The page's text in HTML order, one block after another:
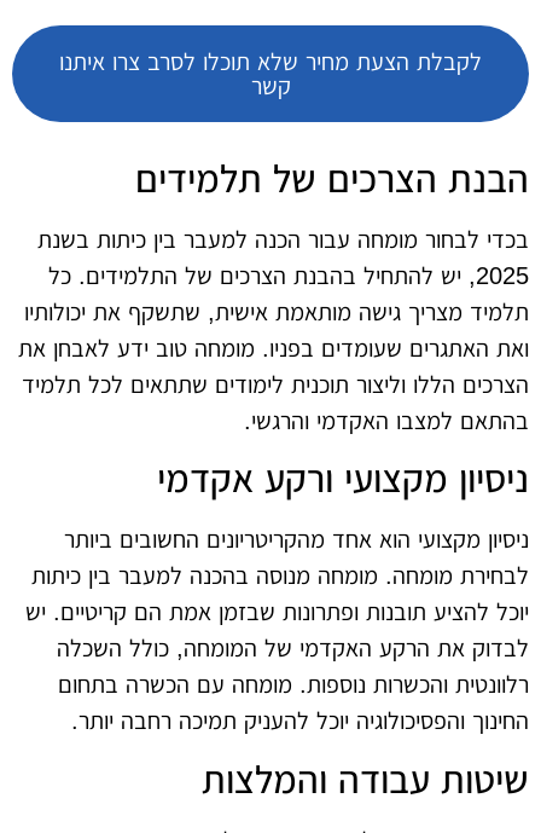
לקבלת הצעת מחיר שלא תוכלו לסרב צרו איתנו
קשר
הבנת הצרכים של תלמידים
בכדי לבחור מומחה עבור הכנה למעבר בין כיתות בשנת
2025, יש להתחיל בהבנת הצרכים של התלמידים. כל
תלמיד מצריך גישה מותאמת אישית, שתשקף את יכולותיו
ואת האתגרים שעומדים בפניו. מומחה טוב ידע לאבחן את
הצרכים הללו וליצור תוכנית לימודים שתתאים לכל תלמיד
בהתאם למצבו האקדמי והרגשי.
ניסיון מקצועי ורקע אקדמי
ניסיון מקצועי הוא אחד מהקריטריונים החשובים ביותר
לבחירת מומחה. מומחה מנוסה בהכנה למעבר בין כיתות
יוכל להציע תובנות ופתרונות שבזמן אמת הם קריטיים. יש
לבדוק את הרקע האקדמי של המומחה, כולל השכלה
רלוונטית והכשרות נוספות. מומחה עם הכשרה בתחום
החינוך והפסיכולוגיה יוכל להעניק תמיכה רחבה יותר.
שיטות עבודה והמלצות